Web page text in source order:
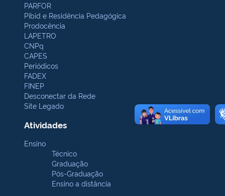
PARFOR
Pibid e Residência Pedagógica
Prodocência
LAPETRO
CNPq
CAPES
Periódicos
FADEX
FINEP
Desconectar da Rede
Site Legado
Atividades
Ensino
Técnico
Graduação
Pós-Graduação
Ensino a distância